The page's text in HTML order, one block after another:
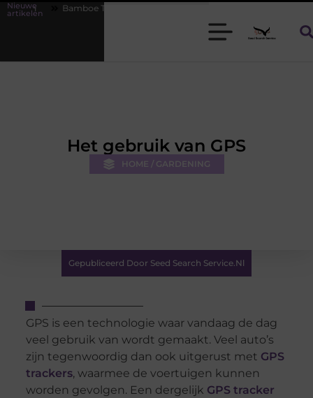
Nieuwe
artikelenT-shirts voor heren die koel blijven
Het gebruik van GPS
HOME / GARDENING
Gepubliceerd Door Seed Search Service.nl
GPS is een technologie waar vandaag de dag
veel gebruik van wordt gemaakt. Veel auto’s
zijn tegenwoordig dan ook uitgerust met GPS
trackers, waarmee de voertuigen kunnen
worden gevolgen. Een dergelijk GPS tracker